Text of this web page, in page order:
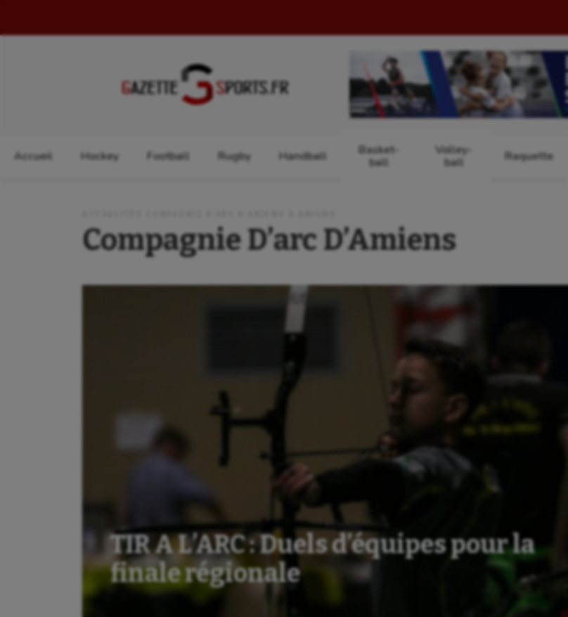
Accueil Hockey Football Rugby Handball
Basket-
ball
Volley-
ball
Raquette
Compagnie D’arc D’Amiens
TIR A L’ARC : Duels d’équipes pour la
finale régionale